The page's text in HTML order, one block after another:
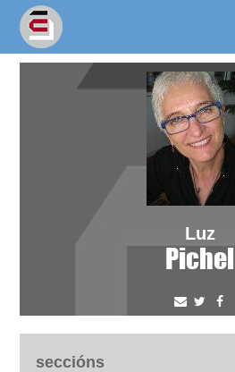
Luz
Pichel
seccións